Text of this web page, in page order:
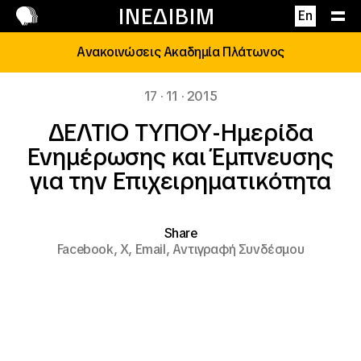
ΙΝΕΔΙΒΙΜ En
Επικοινωνία
Ανακοινώσεις Ακαδημία Πλάτωνος
17 · 11 · 2015
ΔΕΛΤΙΟ ΤΥΠΟΥ-Ημερίδα
Ενημέρωσης και Έμπνευσης
για την Επιχειρηματικότητα
Share
Facebook,X, Email,Αντιγραφή Συνδέσμου